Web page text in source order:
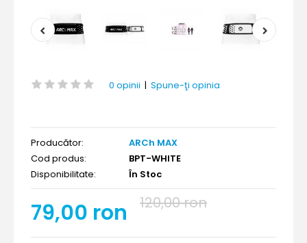
0 opinii | Spune-ţi opinia
Producător:
ARCh MAX
Cod produs:
BPT-WHITE
Disponibilitate:
În Stoc
79,00 ron 120,00 ron